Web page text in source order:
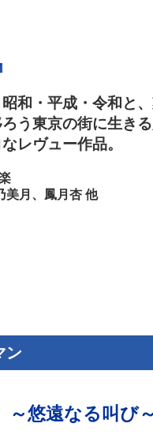
和・平成・令和と
う東京の街に生き
レヴュー作品。
美月、鳳月杏 他
ン
～悠遠なる叫び～